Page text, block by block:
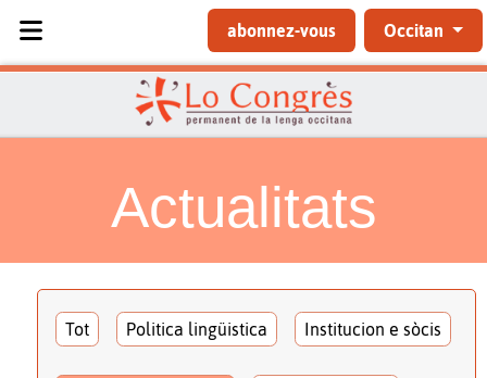
abonnez-vous Occitan
Actualitats
Tot Politica lingüistica Institucion e sòcis